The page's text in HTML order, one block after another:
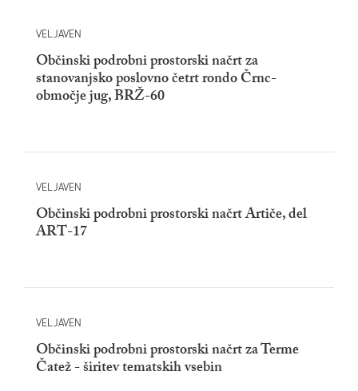
VELJAVEN
Občinski podrobni prostorski načrt za
stanovanjsko poslovno četrt rondo Črnc-
območje jug, BRŽ-60
VELJAVEN
Občinski podrobni prostorski načrt Artiče, del
ART-17
VELJAVEN
Občinski podrobni prostorski načrt za Terme
Čatež - širitev tematskih vsebin